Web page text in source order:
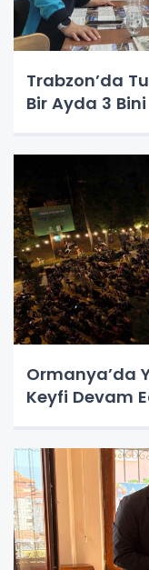
Trabzon’da
Bir Ayda 3
Ormanya’da
Keyfi Devam